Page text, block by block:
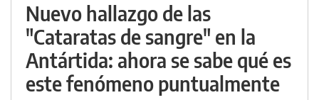
Nuevo hallazgo de las
"Cataratas de sangre" en la
Antártida: ahora se sabe qué es
este fenómeno puntualmente